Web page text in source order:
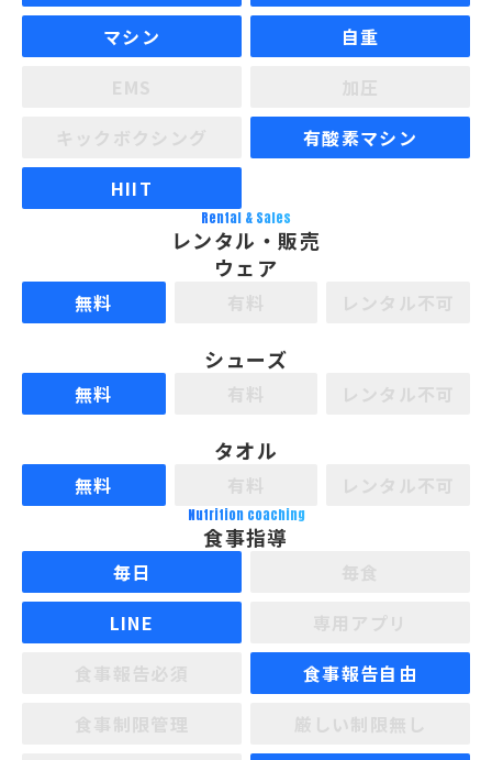
マシン
自重
有酸素マシン
HIIT
Rental & Sales
レンタル・販売
ウェア
無料
シューズ
無料
タオル
無料
Nutrition coaching
食事指導
毎日
LINE
食事報告自由